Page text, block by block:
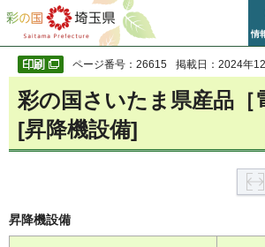
彩の国 埼玉県
情
ページ番号：26615 掲載日：2024年
彩の国さいたま県産品［
[昇降機設備]
昇降機設備